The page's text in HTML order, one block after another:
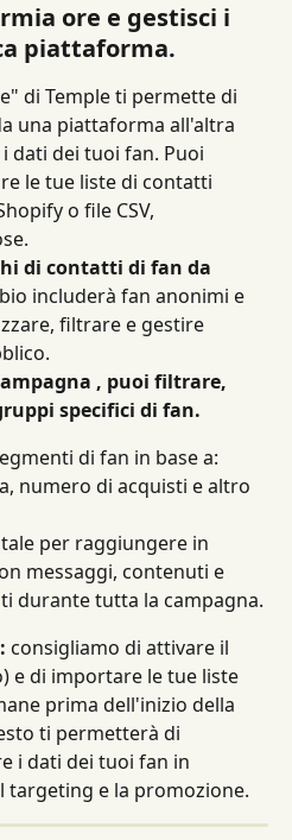
ore e gestisci i
piattaforma.
di Temple ti permette di
una piattaforma all'altra
dati dei tuoi fan. Puoi
le tue liste di contatti
o file CSV,
di contatti di fan da
includerà fan anonimi e
filtrare e gestire
, puoi filtrare,
specifici di fan.
di fan in base a:
numero di acquisti e altro
per raggiungere in
messaggi, contenuti e
durante tutta la campagna.
consigliamo di attivare il
e di importare le tue liste
prima dell'inizio della
ti permetterà di
i dati dei tuoi fan in
e la promozione.